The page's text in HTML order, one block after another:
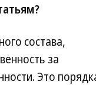
состава,
за
Это